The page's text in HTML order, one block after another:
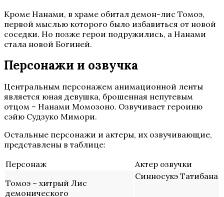
Кроме Нанами, в храме обитал демон-лис Томоэ,
первой мыслью которого было избавиться от новой
соседки. Но позже герои подружились, а Нанами
стала новой Богиней.
Персонажи и озвучка
Центральным персонажем анимационной ленты
является юная девушка, брошенная непутевым
отцом – Нанами Момозоно. Озвучивает героиню
сэйю Судзуко Мимори.
Остальные персонажи и актеры, их озвучивающие,
представлены в таблице:
Персонаж
Актер озвучки
Томоэ – хитрый Лис
демонического
Синносукэ Татибана